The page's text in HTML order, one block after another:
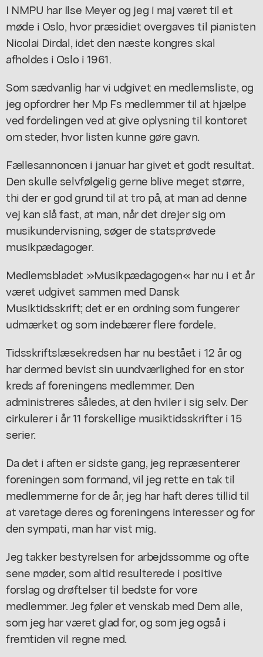
I NMPU har Ilse Meyer og jeg i maj været til et
møde i Oslo, hvor præsidiet overgaves til pianisten
Nicolai Dirdal, idet den næste kongres skal
afholdes i Oslo i 1961.
Som sædvanlig har vi udgivet en medlemsliste, og
jeg opfordrer her Mp Fs medlemmer til at hjælpe
ved fordelingen ved at give oplysning til kontoret
om steder, hvor listen kunne gøre gavn.
Fællesannoncen i januar har givet et godt resultat.
Den skulle selvfølgelig gerne blive meget større,
thi der er god grund til at tro på, at man ad denne
vej kan slå fast, at man, når det drejer sig om
musikundervisning, søger de statsprøvede
musikpædagoger.
Medlemsbladet »Musikpædagogen« har nu i et år
været udgivet sammen med Dansk
Musiktidsskrift; det er en ordning som fungerer
udmærket og som indebærer flere fordele.
Tidsskriftslæsekredsen har nu bestået i 12 år og
har dermed bevist sin uundværlighed for en stor
kreds af foreningens medlemmer. Den
administreres således, at den hviler i sig selv. Der
cirkulerer i år 11 forskellige musiktidsskrifter i 15
serier.
Da det i aften er sidste gang, jeg repræsenterer
foreningen som formand, vil jeg rette en tak til
medlemmerne for de år, jeg har haft deres tillid til
at varetage deres og foreningens interesser og for
den sympati, man har vist mig.
Jeg takker bestyrelsen for arbejdssomme og ofte
sene møder, som altid resulterede i positive
forslag og drøftelser til bedste for vore
medlemmer. Jeg føler et venskab med Dem alle,
som jeg har været glad for, og som jeg også i
fremtiden vil regne med.